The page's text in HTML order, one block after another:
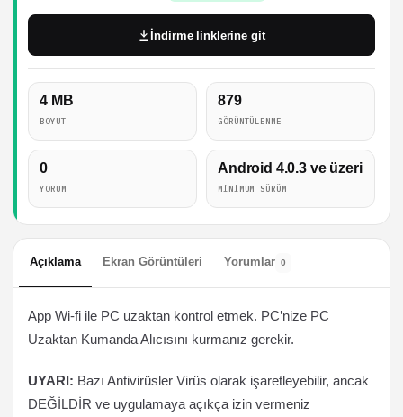
4 MB
BOYUT
879
GÖRÜNTÜLENME
0
YORUM
Android 4.0.3 ve üzeri
MINIMUM SÜRÜM
İndirme linklerine git
Açıklama Ekran Görüntüleri Yorumlar 0
App Wi-fi ile PC uzaktan kontrol etmek. PC’nize PC
Uzaktan Kumanda Alıcısını kurmanız gerekir.
UYARI: Bazı Antivirüsler Virüs olarak işaretleyebilir, ancak
DEĞİLDİR ve uygulamaya açıkça izin vermeniz